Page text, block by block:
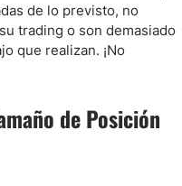
de lo previsto, no
trading o son demasiado
que realizan. ¡No
de Posición